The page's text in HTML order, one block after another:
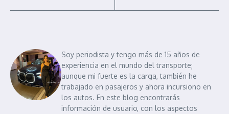
Soy periodista y tengo más de 15 años de
experiencia en el mundo del transporte;
aunque mi fuerte es la carga, también he
trabajado en pasajeros y ahora incursiono en
los autos. En este blog encontrarás
información de usuario, con los aspectos